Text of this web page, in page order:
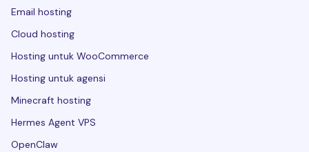
Email hosting
Cloud hosting
Hosting untuk WooCommerce
Hosting untuk agensi
Minecraft hosting
Hermes Agent VPS
OpenClaw